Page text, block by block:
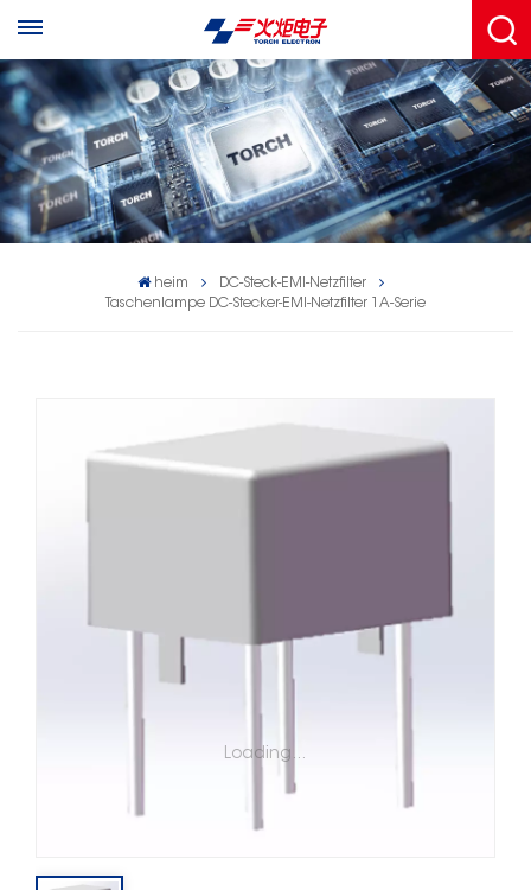
heim
DC-Steck-EMI-Netzfilter
Taschenlampe DC-Stecker-EMI-Netzfilter 1A-Serie
Loading...